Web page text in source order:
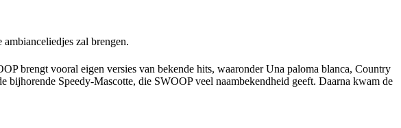
ambianceliedjes zal brengen.
brengt vooral eigen versies van bekende hits, waaronder Una paloma blanca, Country
bijhorende Speedy-Mascotte, die SWOOP veel naambekendheid geeft. Daarna kwam de